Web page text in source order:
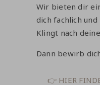
Wir bieten dir
dich fachlich
Klingt nach
Dann bewirb
👉 HIER